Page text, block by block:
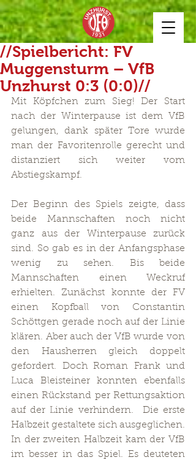
//Spielbericht: FV
Muggensturm – VfB
Unzhurst 0:3 (0:0)//
Mit Köpfchen zum Sieg! Der Start
nach der Winterpause ist dem VfB
gelungen, dank später Tore wurde
man der Favoritenrolle gerecht und
distanziert sich weiter vom
Abstiegskampf.
Der Beginn des Spiels zeigte, dass
beide Mannschaften noch nicht
ganz aus der Winterpause zurück
sind. So gab es in der Anfangsphase
wenig zu sehen. Bis beide
Mannschaften einen Weckruf
erhielten. Zunächst konnte der FV
einen Kopfball von Constantin
Schöttgen gerade noch auf der Linie
klären. Aber auch der VfB wurde von
den Hausherren gleich doppelt
gefordert. Doch Roman Frank und
Luca Bleisteiner konnten ebenfalls
einen Rückstand per Rettungsaktion
auf der Linie verhindern.  Die erste
Halbzeit gestaltete sich ausgeglichen.
In der zweiten Halbzeit kam der VfB
im besser in das Spiel. Es deuteten